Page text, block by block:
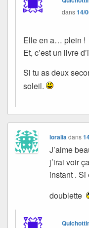
dans14/
Elle en a… plein !
Et, c’est un livre
Si tu as deux
soleil.
loraliadans
J’aime
j’irai voir
instant . Si
doublette